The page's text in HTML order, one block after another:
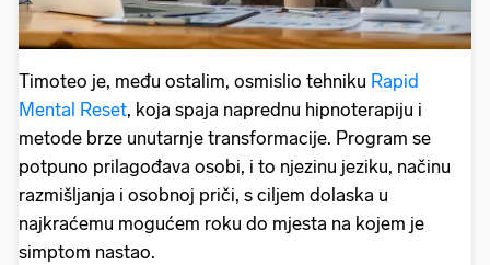
Timoteo je, među ostalim, osmislio tehniku Rapid
Mental Reset, koja spaja naprednu hipnoterapiju i
metode brze unutarnje transformacije. Program se
potpuno prilagođava osobi, i to njezinu jeziku, načinu
razmišljanja i osobnoj priči, s ciljem dolaska u
najkraćemu mogućem roku do mjesta na kojem je
simptom nastao.